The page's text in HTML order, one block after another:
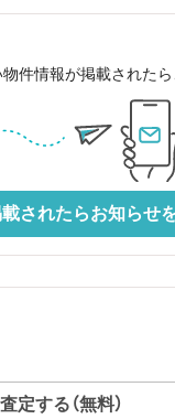
件情報が掲載された
されたらお知らせ
する（無料）